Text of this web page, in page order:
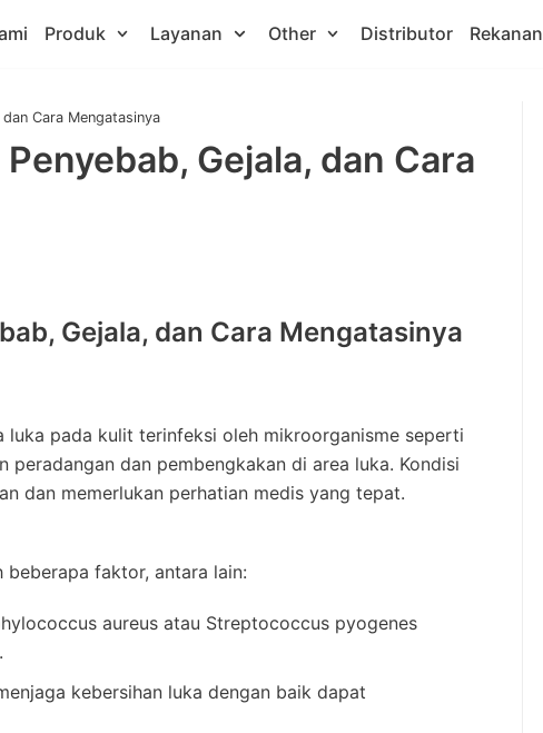
Produk Layanan Other Distributor Rekanan
Cara Mengatasinya
Gejala, dan Cara
Gejala, dan Cara Mengatasinya
luka pada kulit terinfeksi oleh mikroorganisme seperti
peradangan dan pembengkakan di area luka. Kondisi
dan memerlukan perhatian medis yang tepat.
faktor, antara lain:
aureus atau Streptococcus pyogenes
kebersihan luka dengan baik dapat